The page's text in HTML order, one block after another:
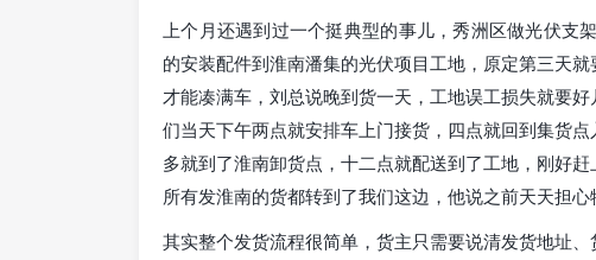
上个月还遇到过一个挺典型的事儿，秀洲区做光伏支
的安装配件到淮南潘集的光伏项目工地，原定第三天
才能凑满车，刘总说晚到货一天，工地误工损失就要
们当天下午两点就安排车上门接货，四点就回到集货
多就到了淮南卸货点，十二点就配送到了工地，刚好
所有发淮南的货都转到了我们这边，他说之前天天担心
其实整个发货流程很简单，货主只需要说清发货地址